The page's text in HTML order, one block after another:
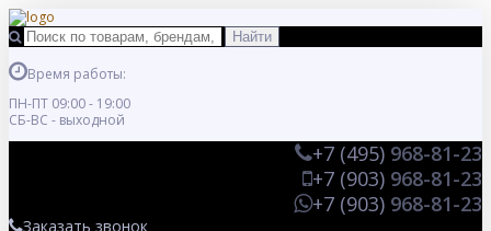
Время работы:
ПН-ПТ 09:00 - 19:00
СБ-ВС - выходной
+7 (495) 968-81-23
+7 (903) 968-81-23
+7 (903) 968-81-23
Заказать звонок